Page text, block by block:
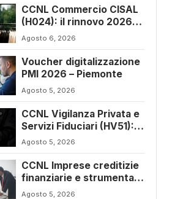
CCNL Commercio CISAL
(H024): il rinnovo 2026-
2029
Agosto 6, 2026
Voucher digitalizzazione
PMI 2026 – Piemonte
Agosto 5, 2026
CCNL Vigilanza Privata e
Servizi Fiduciari (HV51):
siglato l’accordo di
rinnovo
Agosto 5, 2026
CCNL Imprese creditizie
finanziarie e strumentali
(J241): ulteriore
Agosto 5, 2026